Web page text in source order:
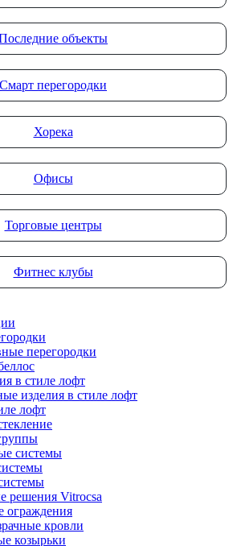
объекты
Смарт перегородки
Хорека
Офисы
Торговые центры
Фитнес клубы
перегородки
в стиле лофт
изделия в стиле лофт
лофт
системы
решения Vitrocsa
ограждения
кровли
козырьки